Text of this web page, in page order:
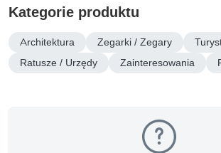
Kategorie produktu
Architektura Zegarki / Zegary
Ratusze / Urzędy
Zainteresowania